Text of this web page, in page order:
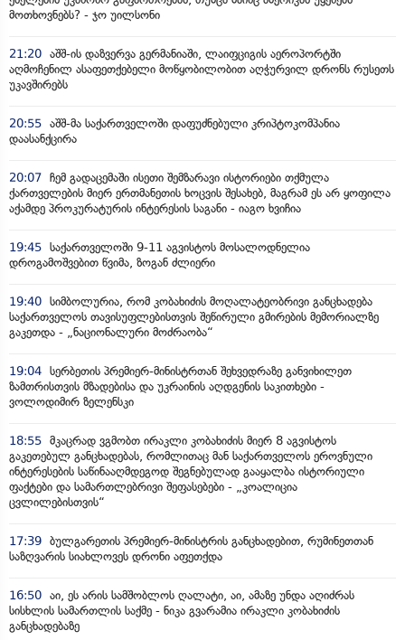
მოთხოვნებს? - ჯო უილსონი
21:20 აშშ-ის დაზვერვა გერმანიაში, ლაიფციგის აეროპორტში
აღმოჩენილ ასაფეთქებელი მოწყობილობით აღჭურვილ დრონს რუსეთს
უკავშირებს
20:55 აშშ-მა საქართველოში დაფუძნებული კრიპტოკომპანია
დაასანქცირა
20:07 ჩემ გადაცემაში ისეთი შემზარავი ისტორიები თქმულა
ქართველების მიერ ერთმანეთის ხოცვის შესახებ, მაგრამ ეს არ ყოფილა
აქამდე პროკურატურის ინტერესის საგანი - იაგო ხვიჩია
19:45 საქართველოში 9-11 აგვისტოს მოსალოდნელია
დროგამოშვებით წვიმა, ზოგან ძლიერი
19:40 სიმბოლურია, რომ კობახიძის მოღალატეობრივი განცხადება
საქართველოს თავისუფლებისთვის შეწირული გმირების მემორიალზე
გაკეთდა - „ნაციონალური მოძრაობა“
19:04 სერბეთის პრემიერ-მინისტრთან შეხვედრაზე განვიხილეთ
ზამთრისთვის მზადებისა და უკრაინის აღდგენის საკითხები -
ვოლოდიმირ ზელენსკი
18:55 მკაცრად ვგმობთ ირაკლი კობახიძის მიერ 8 აგვისტოს
გაკეთებულ განცხადებას, რომლითაც მან საქართველოს ეროვნული
ინტერესების საწინააღმდეგოდ შეგნებულად გააყალბა ისტორიული
ფაქტები და სამართლებრივი შეფასებები - „კოალიცია
ცვლილებისთვის“
17:39 ბულგარეთის პრემიერ-მინისტრის განცხადებით, რუმინეთთან
საზღვარის სიახლოვეს დრონი აფეთქდა
16:50 აი, ეს არის სამშობლოს ღალატი, აი, ამაზე უნდა აღიძრას
სისხლის სამართლის საქმე - ნიკა გვარამია ირაკლი კობახიძის
განცხადებაზე